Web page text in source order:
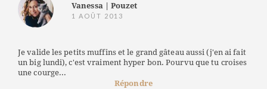
Vanessa | Pouzet
1 AOÛT 2013
Je valide les petits muffins et le grand gâteau aussi (j'en ai fait
un big lundi), c'est vraiment hyper bon. Pourvu que tu croises
une courge...
Répondre